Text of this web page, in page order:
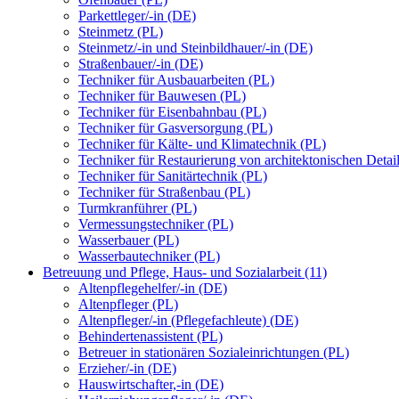
Parkettleger/-in (DE)
Steinmetz (PL)
Steinmetz/-in und Steinbildhauer/-in (DE)
Straßenbauer/-in (DE)
Techniker für Ausbauarbeiten (PL)
Techniker für Bauwesen (PL)
Techniker für Eisenbahnbau (PL)
Techniker für Gasversorgung (PL)
Techniker für Kälte- und Klimatechnik (PL)
Techniker für Restaurierung von architektonischen
Techniker für Sanitärtechnik (PL)
Techniker für Straßenbau (PL)
Turmkranführer (PL)
Vermessungstechniker (PL)
Wasserbauer (PL)
Wasserbautechniker (PL)
Betreuung und Pflege, Haus- und Sozialarbeit (11)
Altenpflegehelfer/-in (DE)
Altenpfleger (PL)
Altenpfleger/-in (Pflegefachleute) (DE)
Behindertenassistent (PL)
Betreuer in stationären Sozialeinrichtungen (PL)
Erzieher/-in (DE)
Hauswirtschafter,-in (DE)